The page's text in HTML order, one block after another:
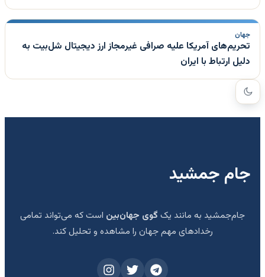
جهان
تحریم‌های آمریکا علیه صرافی غیرمجاز ارز دیجیتال شل‌بیت به
دلیل ارتباط با ایران
جام جمشید
جام‌جمشید به مانند یک گوی جهان‌بین است که می‌تواند تمامی
رخدادهای مهم جهان را مشاهده و تحلیل کند.